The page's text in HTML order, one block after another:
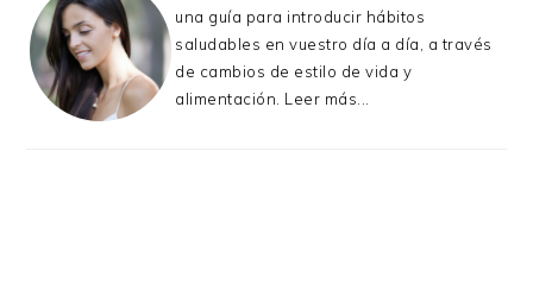
una guía para introducir hábitos
saludables en vuestro día a día, a través
de cambios de estilo de vida y
alimentación. Leer más...